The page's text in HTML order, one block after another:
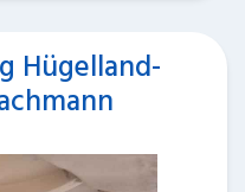
Hügelland-